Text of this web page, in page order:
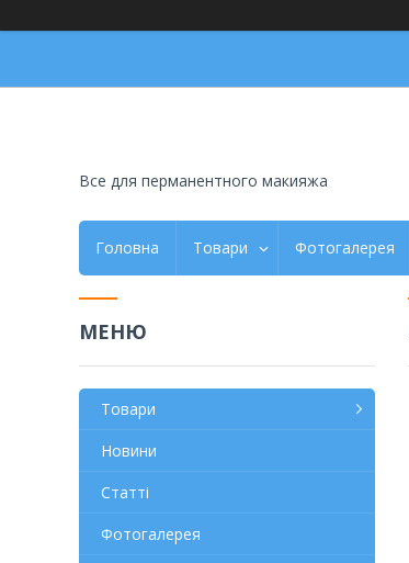
Все для перманентного макияжа
Головна Товари Фотогалерея
Товари
Новини
Статті
Фотогалерея